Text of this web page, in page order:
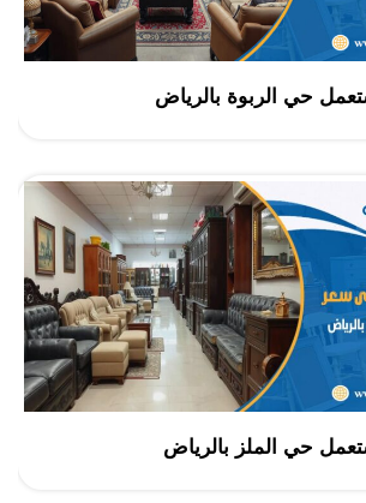
حي الربوة بالرياض
حي الملز بالرياض